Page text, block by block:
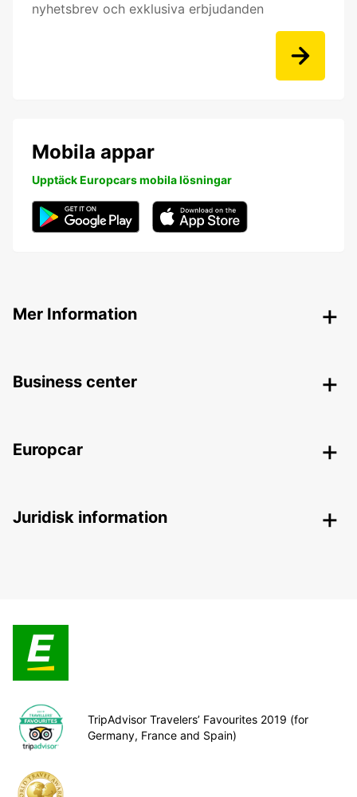
nyhetsbrev och exklusiva erbjudanden
Mobila appar
Upptäck Europcars mobila lösningar
Mer Information
Business center
Europcar
Juridisk information
TripAdvisor Travelers’ Favourites 2019 (for
Germany, France and Spain)